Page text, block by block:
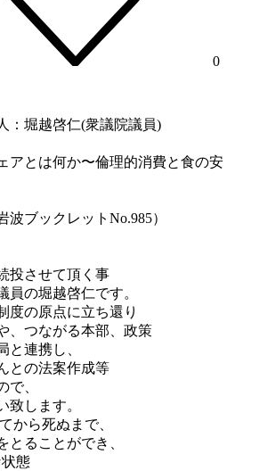
0
：堀越啓仁(衆議院議員)
アとは何か〜倫理的消費と食の安
ブックレットNo.985）
投させて頂く事
員の堀越啓仁です。
度の原点に立ち還り
、つながる本部、政策
と連携し、
との法案作成等
で、
致します。
から死ぬまで、
とることができ、
態